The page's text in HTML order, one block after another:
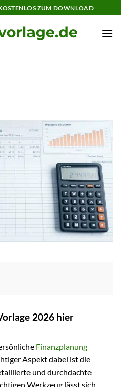
ZUM DOWNLOAD
2026 hier
Finanzplanung
Aspekt dabei ist die
und durchdachte
Werkzeug lässt sich